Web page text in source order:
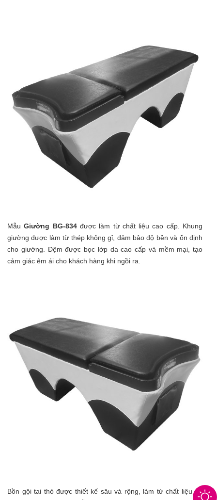
MẫuGiường BG-834được làm từ chất liệu cao cấp. Khung
giường được làm từ thép không gỉ, đảm bảo độ bền và ổn định
cho giường. Đệm được bọc lớp da cao cấp và mềm mại, tạo
cảm giác êm ái cho khách hàng khi ngồi ra.
Bồn gội tai thỏ được thiết kế sâu và rộng, làm từ chất liệu sứ